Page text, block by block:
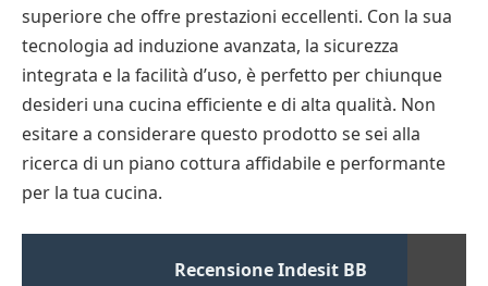
superiore che offre prestazioni eccellenti. Con la sua
tecnologia ad induzione avanzata, la sicurezza
integrata e la facilità d’uso, è perfetto per chiunque
desideri una cucina efficiente e di alta qualità. Non
esitare a considerare questo prodotto se sei alla
ricerca di un piano cottura affidabile e performante
per la tua cucina.
Recensione Indesit BB